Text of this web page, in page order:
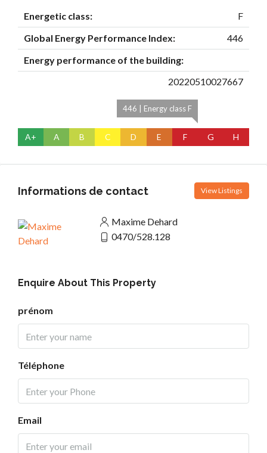
Energetic class:
F
Global Energy Performance Index:
446
Energy performance of the building:
20220510027667
A+ A B C D E
446 | Energy class F
F G H
Informations de contact View Listings
Maxime Dehard
0470/528.128
Enquire About This Property
prénom
Téléphone
Email